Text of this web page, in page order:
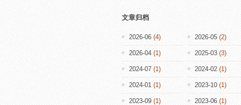
文章归档
2026-06 (4) 2026-05 (2)
2026-04 (1) 2025-03 (3)
2024-07 (1) 2024-02 (1)
2024-01 (1) 2023-10 (1)
2023-09 (1) 2023-06 (1)